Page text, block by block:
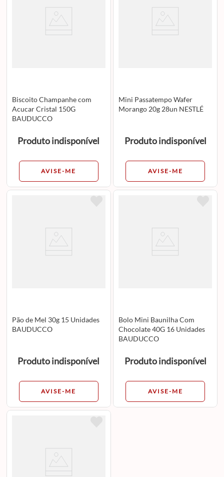
Biscoito Champanhe com
Acucar Cristal 150G
BAUDUCCO
Produto indisponível
AVISE-ME
Mini Passatempo Wafer
Morango 20g 28un NESTLÉ
Produto indisponível
AVISE-ME
Pão de Mel 30g 15 Unidades
BAUDUCCO
Produto indisponível
AVISE-ME
Bolo Mini Baunilha Com
Chocolate 40G 16 Unidades
BAUDUCCO
Produto indisponível
AVISE-ME